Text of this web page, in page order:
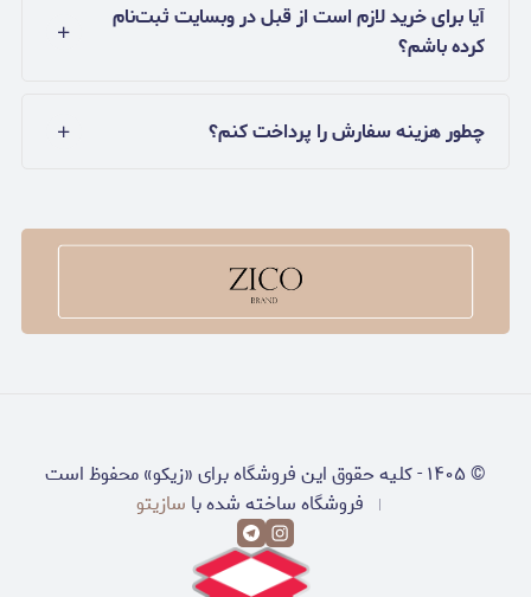
آیا برای خرید لازم است از قبل در وبسایت ثبت‌نام
کرده باشم؟
چطور هزینه سفارش را پرداخت کنم؟
©۱۴۰۵-کلیه حقوق این فروشگاه برای «زیکو» محفوظ است
فروشگاه ساخته شده با سازیتو